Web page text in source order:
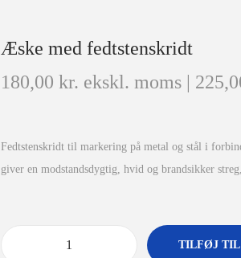
Æske med fedtstenskridt
180,00 kr. ekskl. moms |
Fedtstenskridt til markering på metal og stål i
giver en modstandsdygtig, hvid og brandsikker
TILFØJ TIL